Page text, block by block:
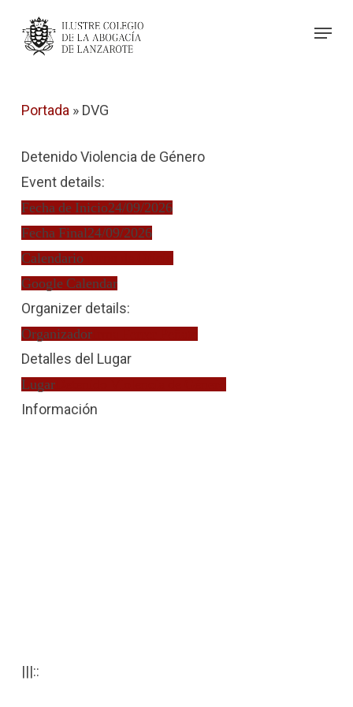
Menu
Portada » DVG
Detenido Violencia de Género
Event details:
Fecha de Inicio24/09/2026
Fecha Final24/09/2026
Calendario
Google Calendar
Organizer details:
OrganizadorIrma Ferrer Peñate
Detalles del Lugar
LugarDetenido Violencia de Género
Información
|||::